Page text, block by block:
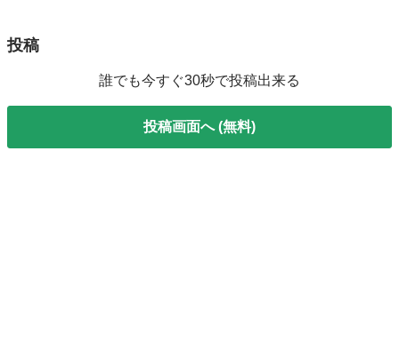
投稿
誰でも今すぐ30秒で投稿出来る
投稿画面へ (無料)